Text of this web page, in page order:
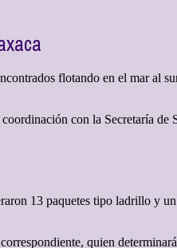
flotando en el mar al
con la Secretaría de
13 paquetes tipo ladrillo y
quien